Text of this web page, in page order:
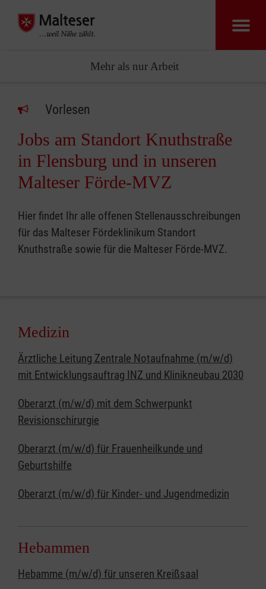
Mehr als nur Arbeit
Vorlesen
Jobs am Standort Knuthstraße
in Flensburg und in unseren
Malteser Förde-MVZ
Hier findet Ihr alle offenen Stellenausschreibungen
für das Malteser Fördeklinikum Standort
Knuthstraße sowie für die Malteser Förde-MVZ.
Medizin
Ärztliche Leitung Zentrale Notaufnahme (m/w/d)
mit Entwicklungsauftrag INZ und Klinikneubau 2030
Oberarzt (m/w/d) mit dem Schwerpunkt
Revisionschirurgie
Oberarzt (m/w/d) für Frauenheilkunde und
Geburtshilfe
Oberarzt (m/w/d) für Kinder- und Jugendmedizin
Hebammen
Hebamme (m/w/d) für unseren Kreißsaal